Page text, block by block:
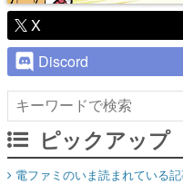
X
Discord
ピックアップ
電ファミのいま読まれている